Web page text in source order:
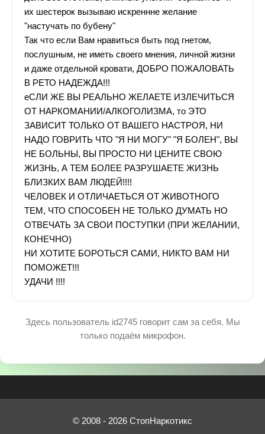
их шестерок вызываю искреннне желание
"настучать по бубену"
Так что если Вам нравиться быть под гнетом,
послушным, не иметь своего мнения, личной жизни
и даже отдельной кровати, ДОБРО ПОЖАЛОВАТЬ
В РЕТО НАДЕЖДА!!!
еСЛИ ЖЕ ВЫ РЕАЛЬНО ЖЕЛАЕТЕ ИЗЛЕЧИТЬСЯ
ОТ НАРКОМАНИИ/АЛКОГОЛИЗМА, то ЭТО
ЗАВИСИТ ТОЛЬКО ОТ ВАШЕГО НАСТРОЯ, НИ
НАДО ГОВРИТЬ ЧТО "Я НИ МОГУ" "Я БОЛЕН", ВЫ
НЕ БОЛЬНЫ, ВЫ ПРОСТО НИ ЦЕНИТЕ СВОЮ
ЖИЗНЬ, А ТЕМ БОЛЕЕ РАЗРУШАЕТЕ ЖИЗНЬ
БЛИЗКИХ ВАМ ЛЮДЕЙ!!!!
ЧЕЛОВЕК И ОТЛИЧАЕТЬСЯ ОТ ЖИВОТНОГО
ТЕМ, ЧТО СПОСОБЕН НЕ ТОЛЬКО ДУМАТЬ НО
ОТВЕЧАТЬ ЗА СВОИ ПОСТУПКИ (ПРИ ЖЕЛАНИИ,
КОНЕЧНО)
НИ ХОТИТЕ БОРОТЬСЯ САМИ, НИКТО ВАМ НИ
ПОМОЖЕТ!!!
УДАЧИ !!!!
Здесь пользователь id2745 говорит сам за себя. Мы
только подаём микрофон.
© 2008 - 2026 СтопНаркотикс